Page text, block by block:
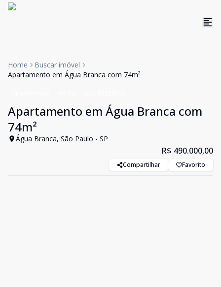
Home
Buscar imóvel
Apartamento em Água Branca com 74m²
Apartamento em Água Branca com
74m²
Água Branca, São Paulo - SP
R$ 490.000,00
Compartilhar Favorito